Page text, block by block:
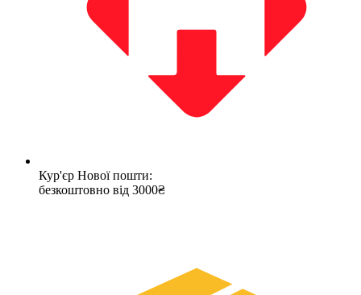
Кур'єр Нової пошти:
безкоштовно від 3000₴